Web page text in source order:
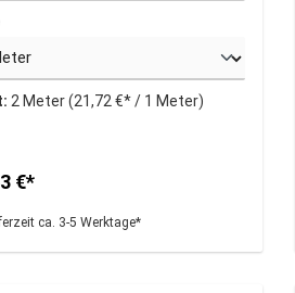
2 Meter(21,72 €* / 1 Meter)
€*
ca. 3-5 Werktage*